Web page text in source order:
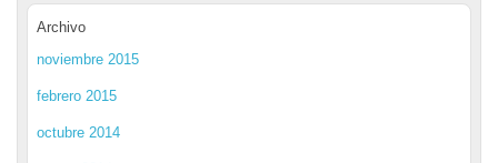
Archivo
noviembre 2015
febrero 2015
octubre 2014